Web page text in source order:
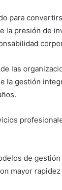
para
la presión de
las
la gestión
de
mayor